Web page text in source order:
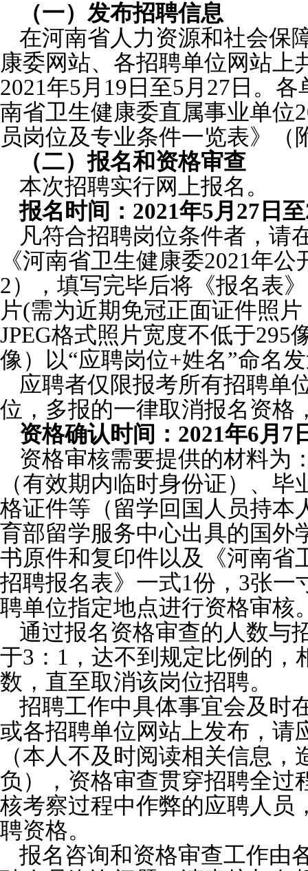
（一）发布招聘信息
在河南省人力资源和社会保
康委网站、各招聘单位网站上
2021年5月19日至5月27日。
南省卫生健康委直属事业单位
员岗位及专业条件一览表》（
（二）报名和资格审查
本次招聘实行网上报名。
报名时间：2021年5月27日
凡符合招聘岗位条件者，请
《河南省卫生健康委2021年
2），填写完毕后将《报名表
片(需为近期免冠正面证件照
JPEG格式照片宽度不低于295
像）以“应聘岗位+姓名”命名
应聘者仅限报考所有招聘单
位，多报的一律取消报名资格
资格确认时间：2021年6月7
资格审核需要提供的材料为
（有效期内临时身份证）、
格证件等（留学回国人员持本
育部留学服务中心出具的国外
书原件和复印件以及《河南省
招聘报名表》一式1份，3张一
聘单位指定地点进行资格审核
通过报名资格审查的人数与
于3：1，达不到规定比例的，
数，直至取消该岗位招聘。
招聘工作中具体事宜会及时
或各招聘单位网站上发布，请
（本人不及时阅读相关信息
负），资格审查贯穿招聘全过
核考察过程中作弊的应聘人员
聘资格。
报名咨询和资格审查工作由